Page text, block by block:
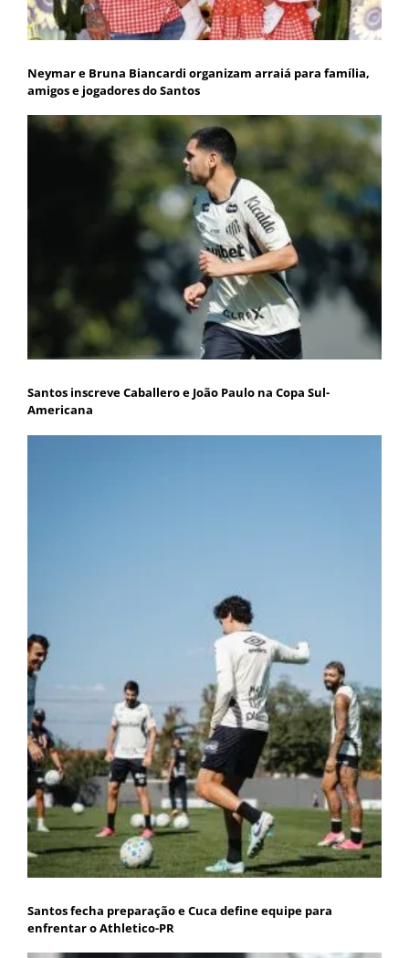
Neymar e Bruna Biancardi organizam arraiá para família,
amigos e jogadores do Santos
Santos inscreve Caballero e João Paulo na Copa Sul-
Americana
Santos fecha preparação e Cuca define equipe para
enfrentar o Athletico-PR